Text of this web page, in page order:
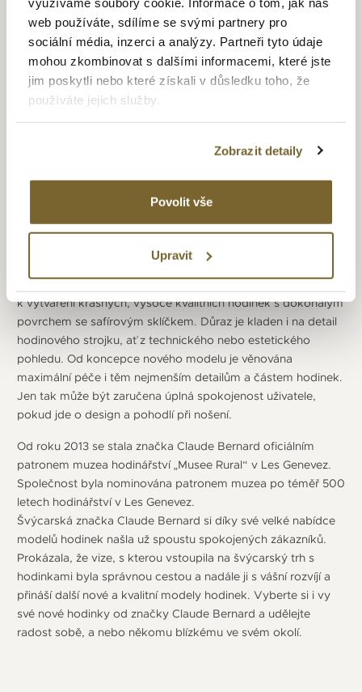
web používáte, sdílíme se svými partnery pro
sociální média, inzerci a analýzy. Partneři tyto údaje
mohou zkombinovat s dalšími informacemi, které jste
jim poskytli nebo které získali v důsledku toho, že
používáte jejich služby.
Zobrazit detaily
Povolit vše
Upravit
Značka Claude Bernard se řadí mezi mladé švýcarské
výrobce hodinek. Od počátku vstoupila do světa výroby
hodinek s vizí přinést svým zákazníkům hodinky švýcarské
kvality za dostupnou cenu. Za zrodem značky stojí společné
úsilí malého, ale motivovaného týmu techniků a hodinářů,
kteří sestavili řadu hodinek, které se mohou pochlubit
ceny. Pro značku je velice důležitá variabilita modelů.
Portfólio hodinek, z kterých může zákazník vybírat, je tak
Součástí firemní strategie se stalo, že všechny hodinky
Claude Bernard musí být osazeny strojkem vyrobeným ve
Švýcarsku a musí být sestaveny kvalifikovanými švýcarskými
hodináři, kteří používají tradiční řemeslo. Celý tým má vášeň
k vytváření krásných, vysoce kvalitních hodinek s dokonalým
povrchem se safírovým sklíčkem. Důraz je kladen i na detail
hodinového strojku, ať z technického nebo estetického
pohledu. Od koncepce nového modelu je věnována
maximální péče i těm nejmenším detailům a částem hodinek.
Jen tak může být zaručena úplná spokojenost uživatele,
pokud jde o design a pohodlí při nošení.
Od roku 2013 se stala značka Claude Bernard oficiálním
patronem muzea hodinářství „Musee Rural“ v Les Genevez.
Společnost byla nominována patronem muzea po téměř 500
letech hodinářství v Les Genevez.
Švýcarská značka Claude Bernard si díky své velké nabídce
modelů hodinek našla už spoustu spokojených zákazníků.
Prokázala, že vize, s kterou vstoupila na švýcarský trh s
hodinkami byla správnou cestou a nadále ji s vášní rozvíjí a
přináší další nové a kvalitní modely hodinek. Vyberte si i vy
své nové hodinky od značky Claude Bernard a udělejte
radost sobě, a nebo někomu blízkému ve svém okolí.